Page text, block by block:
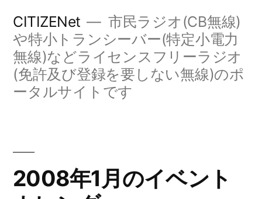
CITIZENet
市民ラジオ(CB無線)
や特小トランシーバー(特定小電力
無線)などライセンスフリーラジオ
(免許及び登録を要しない無線)のポ
ータルサイトです
2008年1月のイベント